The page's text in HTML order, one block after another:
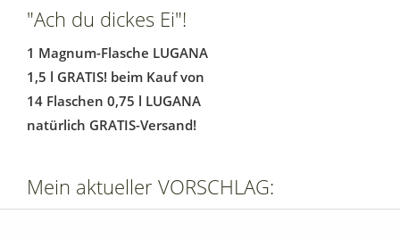
"Ach du dickes Ei"!
1 Magnum-Flasche LUGANA
1,5 l GRATIS! beim Kauf von
14 Flaschen 0,75 l LUGANA
natürlich GRATIS-Versand!
Mein aktueller VORSCHLAG: